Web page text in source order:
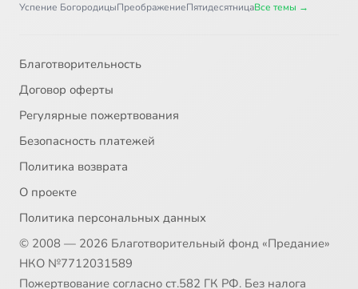
Успение БогородицыПреображениеПятидесятницаВсе темы →
Благотворительность
Договор оферты
Регулярные пожертвования
Безопасность платежей
Политика возврата
О проекте
Политика персональных данных
© 2008 — 2026 Благотворительный фонд «Предание»
НКО №7712031589
Пожертвование согласно ст.582 ГК РФ. Без налога